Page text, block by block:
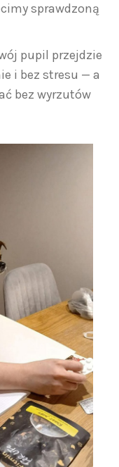
sprawdzoną
pupil przejdzie
i bez stresu — a
bez wyrzutów